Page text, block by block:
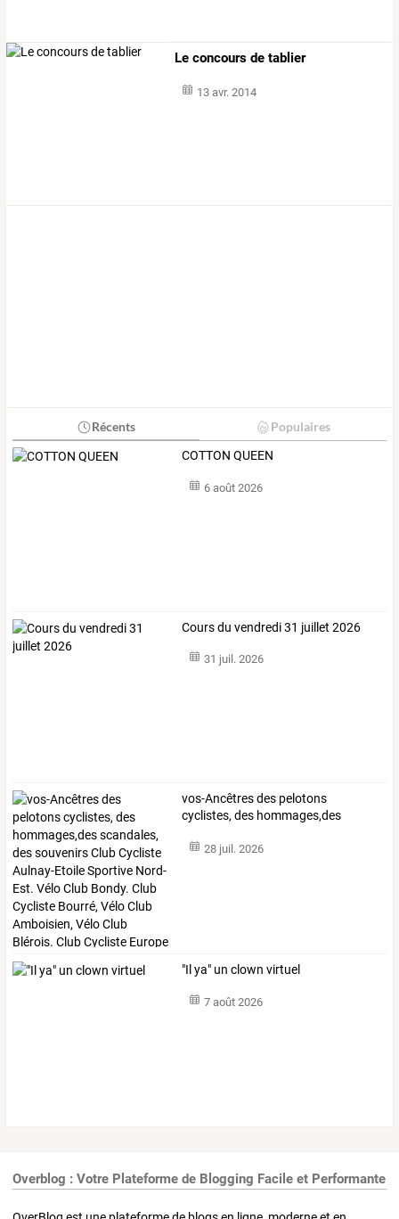
Le concours de tablier
13 avr. 2014
Récents Populaires
COTTON QUEEN
6 août 2026
Cours du vendredi 31 juillet 2026
31 juil. 2026
vos-Ancêtresdes pelotons
cyclistes, des hommages,des
28 juil. 2026
"Il ya" un clown virtuel
7 août 2026
Overblog : Votre Plateforme de Blogging Facile et Performante